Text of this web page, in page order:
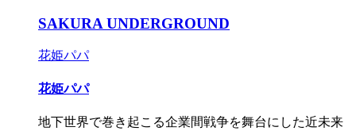
SAKURA UNDERGROUND
花姫パパ
花姫パパ
地下世界で巻き起こる企業間戦争を舞台にした近未来